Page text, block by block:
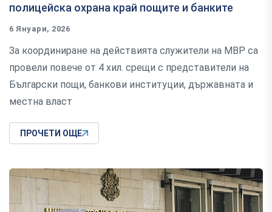
полицейска охрана край пощите и банките
6 Януари, 2026
За координиране на действията служители на МВР са
провели повече от 4 хил. срещи с представители на
Български пощи, банкови институции, държавната и
местна власт
ПРОЧЕТИ ОЩЕ